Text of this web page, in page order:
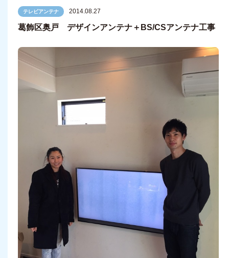
テレビアンテナ 2014.08.27
葛飾区奥戸 デザインアンテナ＋BS/CSアンテナ工事